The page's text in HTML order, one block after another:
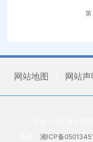
第
网站地图 网站声
湘ICP备